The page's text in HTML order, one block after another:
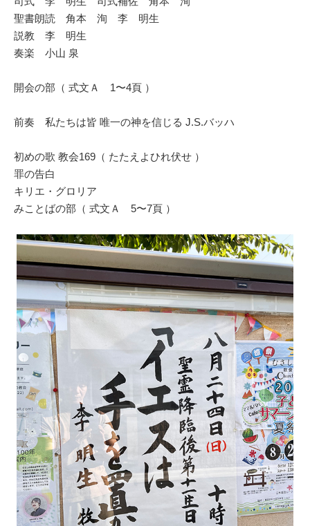
聖書朗読 角本 洵 李 明生
説教 李 明生
奏楽 小山 泉
開会の部（ 式文Ａ 1〜4頁 ）
前奏 私たちは皆 唯一の神を信じる J.S.バッハ
初めの歌 教会169（ たたえよひれ伏せ ）
罪の告白
キリエ・グロリア
みことばの部（ 式文Ａ 5〜7頁 ）